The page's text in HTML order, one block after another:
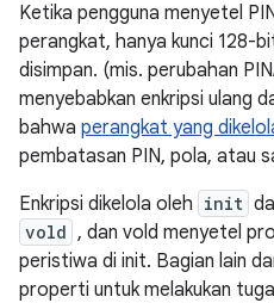
Ketika pengguna menyetel
perangkat, hanya kunci 128-
disimpan. (mis. perubahan
menyebabkan enkripsi ulang
bahwa perangkat yang
pembatasan PIN, pola, atau
Enkripsi dikelola oleh init
vold , dan vold menyetel
peristiwa di init. Bagian lain
properti untuk melakukan